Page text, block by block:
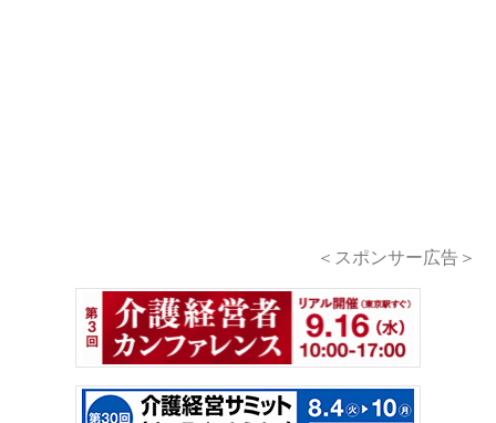
＜スポンサー広告＞